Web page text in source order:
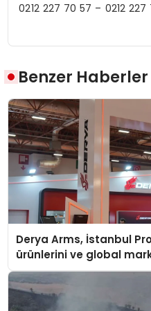
0212 227 70 57 – 0212 227
Benzer Haberler
Derya Arms, İstanbul
ürünlerini ve global